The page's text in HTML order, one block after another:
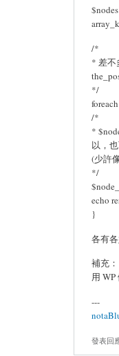
/*
* 差不
*/
/*
*
以，
(少許
*/
echo
}
各有
補充：
用
---
發表回